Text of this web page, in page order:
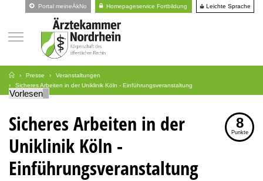
Portal meineÄkNo Homepageservice Fortbildung Leichte Sprache
Presse
Veranstaltungen
Sicheres Arbeiten in der Uniklinik Köln - Einführungsveranstaltung
Vorlesen
Sicheres Arbeiten in der
Uniklinik Köln -
Einführungsveranstaltung
8
Punkte